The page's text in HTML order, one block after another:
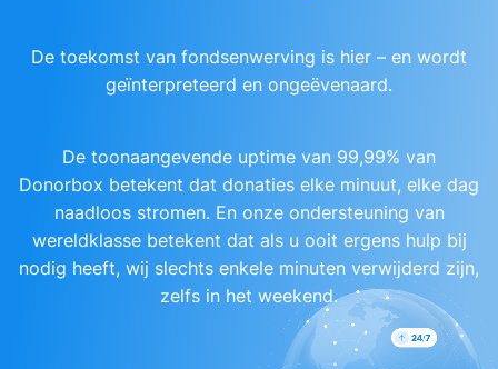
De toekomst van fondsenwerving is hier – en wordt
geïnterpreteerd en ongeëvenaard.
De toonaangevende uptime van 99,99% van
Donorbox betekent dat donaties elke minuut, elke dag
naadloos stromen. En onze ondersteuning van
wereldklasse betekent dat als u ooit ergens hulp bij
nodig heeft, wij slechts enkele minuten verwijderd zijn,
zelfs in het weekend.